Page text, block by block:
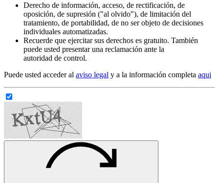
Derecho de información, acceso, de rectificación, de
oposición, de supresión ("al olvido"), de limitación del
tratamiento, de portabilidad, de no ser objeto de decisiones
individuales automatizadas.
Recuerde que ejercitar sus derechos es gratuito. También
puede usted presentar una reclamación ante la
autoridad de control.
Puede usted acceder al aviso legal y a la información completa aqui